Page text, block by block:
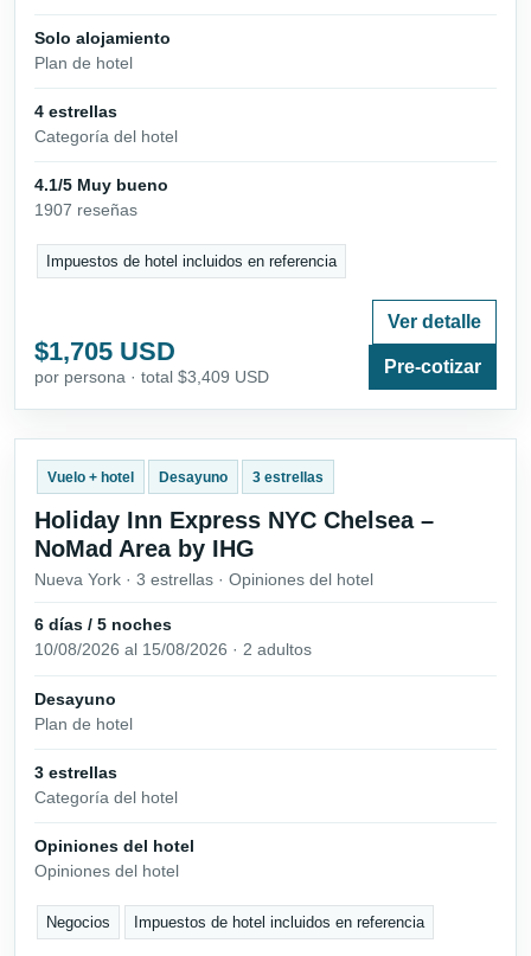
Solo alojamiento
Plan de hotel
4 estrellas
Categoría del hotel
4.1/5 Muy bueno
1907 reseñas
Impuestos de hotel incluidos en referencia
$1,705 USD
por persona · total $3,409 USD
Ver detalle
Pre-cotizar
Vuelo + hotel Desayuno 3 estrellas
Holiday Inn Express NYC Chelsea –
NoMad Area by IHG
Nueva York · 3 estrellas · Opiniones del hotel
6 días / 5 noches
10/08/2026 al 15/08/2026 · 2 adultos
Desayuno
Plan de hotel
3 estrellas
Categoría del hotel
Opiniones del hotel
Opiniones del hotel
Negocios Impuestos de hotel incluidos en referencia